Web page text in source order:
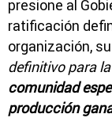
presione al
ratificación
organización,
definitivo para
comunidad
producción